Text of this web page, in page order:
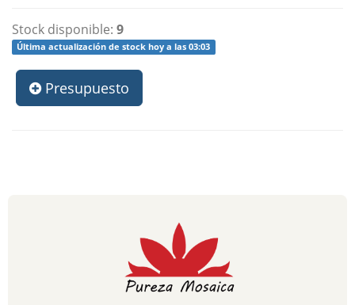
Stock disponible: 9
Última actualización de stock hoy a las 03:03
Presupuesto